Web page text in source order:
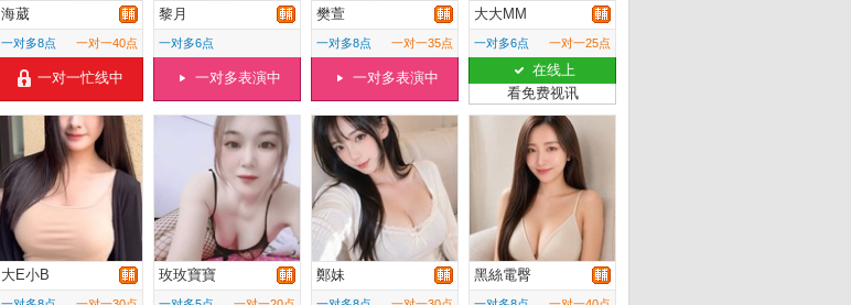
海葳
一对多8点 一对一40点
一对一忙线中
黎月
一对多6点
一对多表演中
樊萱
一对多8点 一对一35点
一对多表演中
大大MM
一对多6点 一对一25点
在线上
看免费视讯
大E小B 玫玫寶寶 鄭妹 黑絲電臀